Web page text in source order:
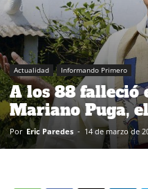
Actualidad Informando Primero
A los 88 falleció
Mariano Puga,
Por Eric Paredes - 14 de marzo de